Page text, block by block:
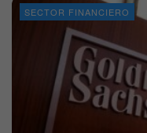
SECTOR FINANCIERO